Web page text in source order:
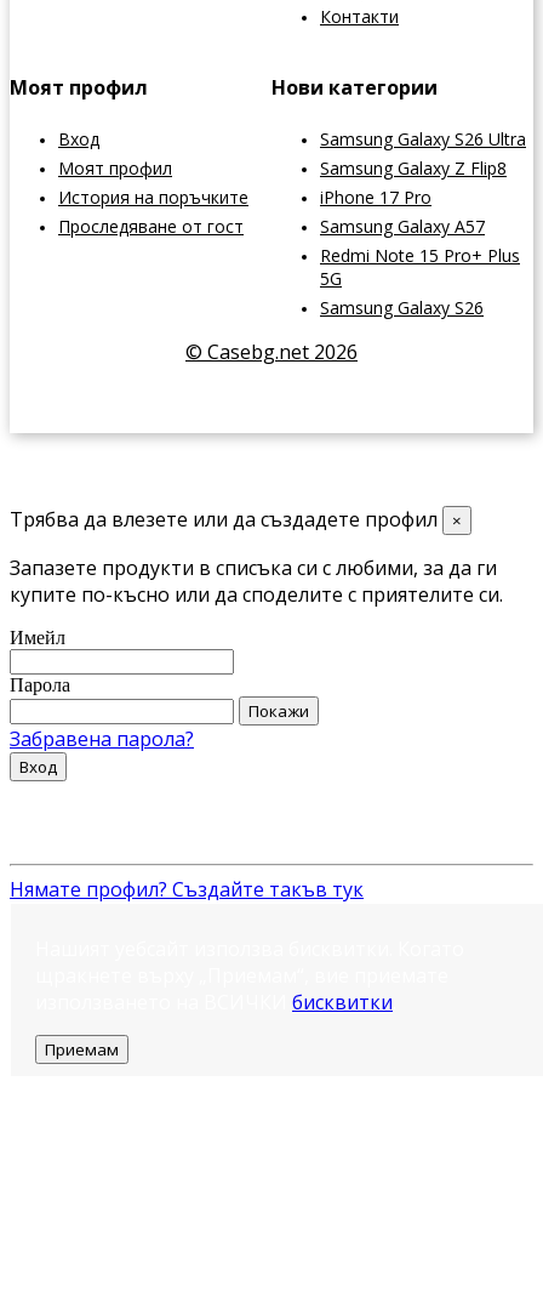
Контакти
Моят профил
Вход
Моят профил
История на поръчките
Проследяване от гост
Нови категории
Samsung Galaxy S26 Ultra
Samsung Galaxy Z Flip8
iPhone 17 Pro
Samsung Galaxy A57
Redmi Note 15 Pro+ Plus
5G
Samsung Galaxy S26
© Casebg.net 2026
Трябва да влезете или да създадете профил ×
Запазете продукти в списъка си с любими, за да ги
купите по-късно или да споделите с приятелите си.
Имейл
Парола
Покажи
Забравена парола?
Вход
Нямате профил? Създайте такъв тук
бисквитки
Приемам